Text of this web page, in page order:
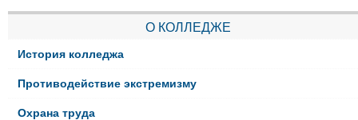
О КОЛЛЕДЖЕ
История колледжа
Противодействие экстремизму
Охрана труда